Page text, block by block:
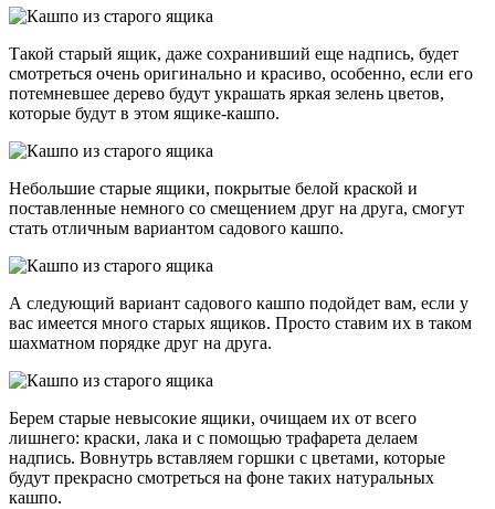
Такой старый ящик, даже сохранивший еще надпись, будет
смотреться очень оригинально и красиво, особенно, если его
потемневшее дерево будут украшать яркая зелень цветов,
которые будут в этом ящике-кашпо.
Небольшие старые ящики, покрытые белой краской и
поставленные немного со смещением друг на друга, смогут
стать отличным вариантом садового кашпо.
А следующий вариант садового кашпо подойдет вам, если у
вас имеется много старых ящиков. Просто ставим их в таком
шахматном порядке друг на друга.
Берем старые невысокие ящики, очищаем их от всего
лишнего: краски, лака и с помощью трафарета делаем
надпись. Вовнутрь вставляем горшки с цветами, которые
будут прекрасно смотреться на фоне таких натуральных
кашпо.